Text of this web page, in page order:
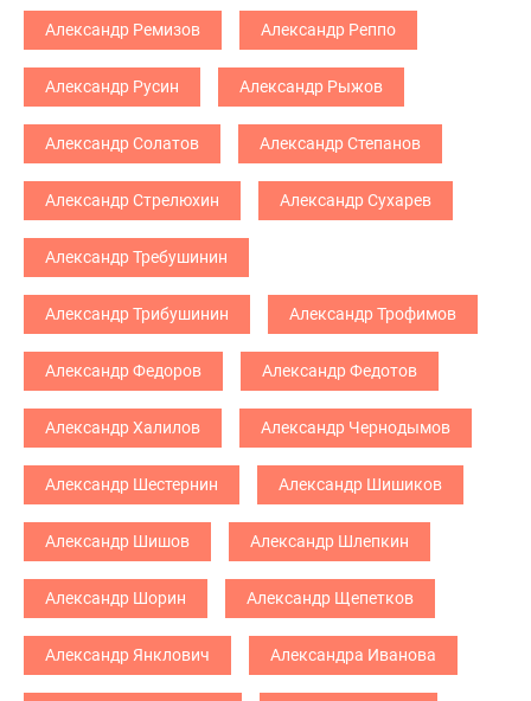
Александр Ремизов Александр Реппо
Александр Русин Александр Рыжов
Александр Солатов Александр Степанов
Александр Стрелюхин Александр Сухарев
Александр Требушинин
Александр Трибушинин Александр Трофимов
Александр Федоров Александр Федотов
Александр Халилов Александр Чернодымов
Александр Шестернин Александр Шишиков
Александр Шишов Александр Шлепкин
Александр Шорин Александр Щепетков
Александр Янклович Александра Иванова